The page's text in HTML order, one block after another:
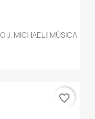
J. MICHAEL | MÚSICA
favorite_border